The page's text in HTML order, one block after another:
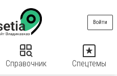
Справочник Спецтемы
Войти